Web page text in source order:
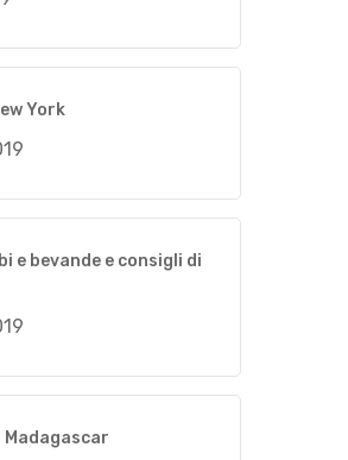
York
e bevande e consigli di
Madagascar